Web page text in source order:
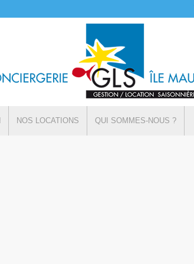
NOS LOCATIONS QUI SOMMES-NOUS ?